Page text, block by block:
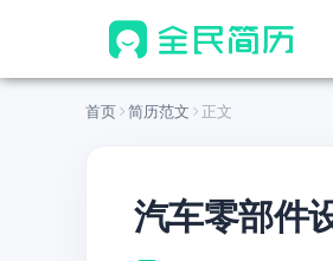
首页 简历范文 正文
汽车零部件